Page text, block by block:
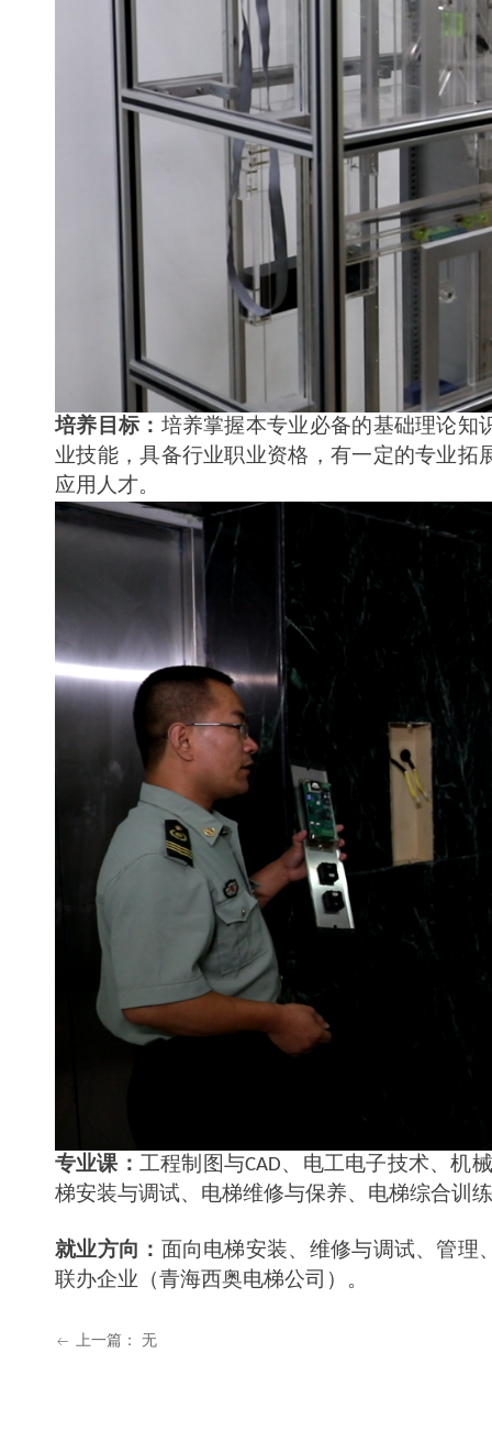
培养目标： 培养掌握本专业必备的基础理论知
业技能，具备行业职业资格，有一定的专业
应用人才。
专业课： 工程制图与CAD、电工电子技术、机
梯安装与调试、电梯维修与保养、电梯综合训
就业方向： 面向电梯安装、维修与调试、管理
联办企业（青海西奥电梯公司）。
ꂃ 上一篇： 无